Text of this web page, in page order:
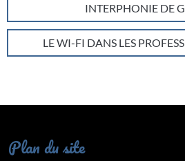
INTERPHONIE DE
LE WI-FI DANS LES
Plan du site